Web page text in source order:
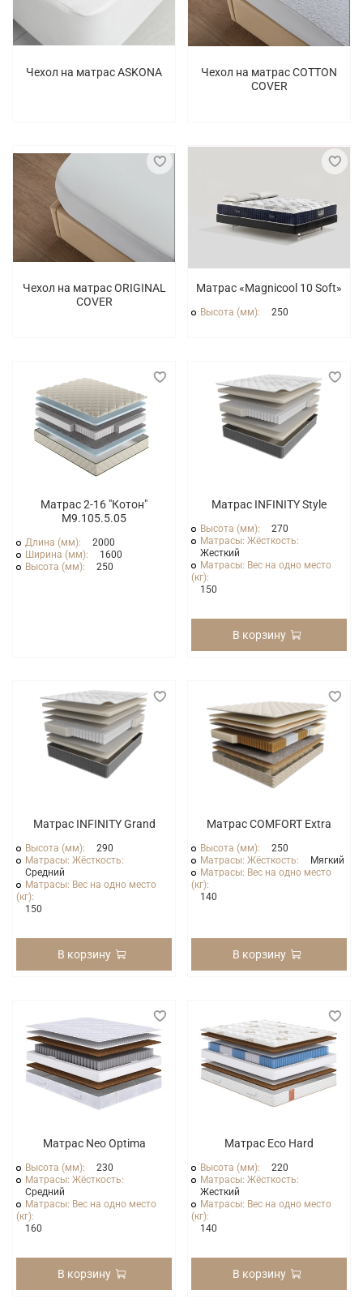
Чехол на матрас ASKONA
Чехол на матрас COTTON
COVER
Чехол на матрас ORIGINAL
COVER
Матрас «Magnicool 10 Soft»
Высота (мм): 250
Матрас 2-16 "Котон"
М9.105.5.05
Длина (мм):
2000
Ширина (мм):
1600
Высота (мм):
250
Матрас INFINITY Style
Высота (мм):
270
Матрасы: Жёсткость:
Жесткий
Матрасы: Вес на одно место
(кг):
150
В корзину
Матрас INFINITY Grand
Высота (мм):
290
Матрасы: Жёсткость:
Средний
Матрасы: Вес на одно место
(кг):
150
В корзину
Матрас COMFORT Extra
Высота (мм):
250
Матрасы: Жёсткость:
Мягкий
Матрасы: Вес на одно место
(кг):
140
В корзину
Матрас Neo Optima
Высота (мм):
230
Матрасы: Жёсткость:
Средний
Матрасы: Вес на одно место
(кг):
160
В корзину
Матрас Eco Hard
Высота (мм):
220
Матрасы: Жёсткость:
Жесткий
Матрасы: Вес на одно место
(кг):
140
В корзину